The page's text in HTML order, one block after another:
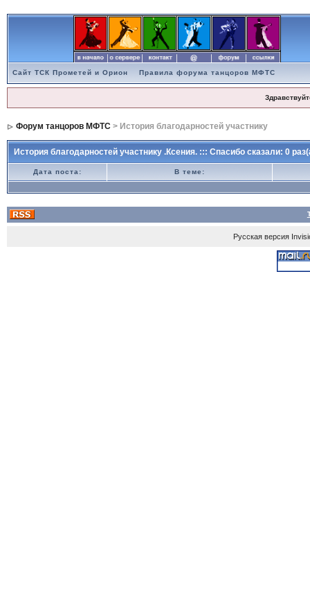
Сайт ТСК Прометей и Орион Правила форума танцоров МФТС
Форум танцоров МФТС> История благодарностей участнику
История благодарностей участнику .Ксения. ::: Спасибо сказали: 0
Дата поста: В теме:
Русская версия